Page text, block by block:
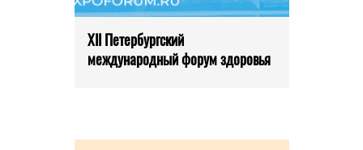
XII Петербургский
международный форум здоровья